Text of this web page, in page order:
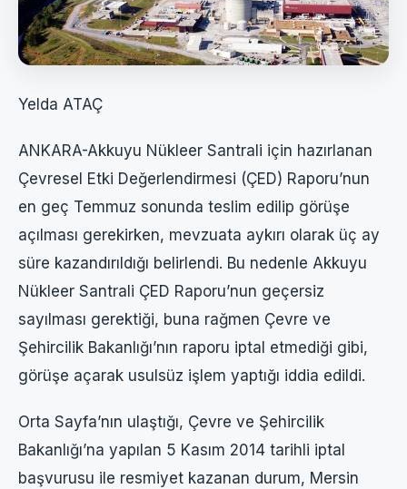
Yelda ATAÇ
ANKARA-Akkuyu Nükleer Santrali için hazırlanan
Çevresel Etki Değerlendirmesi (ÇED) Raporu’nun
en geç Temmuz sonunda teslim edilip görüşe
açılması gerekirken, mevzuata aykırı olarak üç ay
süre kazandırıldığı belirlendi. Bu nedenle Akkuyu
Nükleer Santrali ÇED Raporu’nun geçersiz
sayılması gerektiği, buna rağmen Çevre ve
Şehircilik Bakanlığı’nın raporu iptal etmediği gibi,
görüşe açarak usulsüz işlem yaptığı iddia edildi.
Orta Sayfa’nın ulaştığı, Çevre ve Şehircilik
Bakanlığı’na yapılan 5 Kasım 2014 tarihli iptal
başvurusu ile resmiyet kazanan durum, Mersin